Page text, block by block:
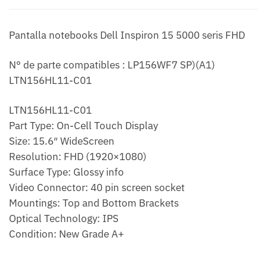
Pantalla notebooks Dell Inspiron 15 5000 seris FHD
N° de parte compatibles : LP156WF7 SP)(A1)
LTN156HL11-C01
LTN156HL11-C01
Part Type: On-Cell Touch Display
Size: 15.6″ WideScreen
Resolution: FHD (1920×1080)
Surface Type: Glossy info
Video Connector: 40 pin screen socket
Mountings: Top and Bottom Brackets
Optical Technology: IPS
Condition: New Grade A+